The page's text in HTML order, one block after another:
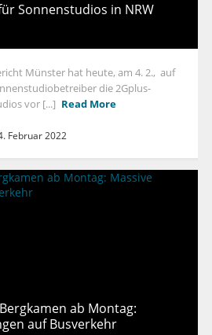
Sonnenstudios in NRW
Münster hat heute, am 4. 2., auf
die 2Gplus-
vor [...] Read More
Februar 2022
ab Montag:
auf Busverkehr